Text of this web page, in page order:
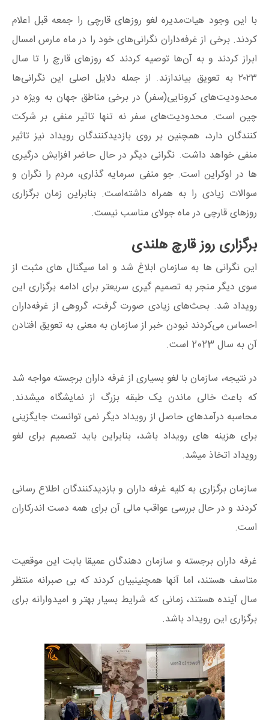
با این وجود هیات‌مدیره لغو روزهای قارچی را جمعه قبل اعلام
کردند. برخی از غرفه‌داران نگرانی‌های خود را در ماه مارس امسال
ابراز کردند و به آن‌ها توصیه کردند که روزهای قارچ را تا سال
۲۰۲۳ به تعویق بیاندازند. از جمله دلایل اصلی این نگرانی‌ها
محدودیت‌های کرونایی(سفر) در برخی مناطق جهان به ویژه در
چین است. محدودیت‌های سفر نه تنها تاثیر منفی بر شرکت
کنندگان دارد، همچنین بر روی بازدیدکنندگان رویداد نیز تاثیر
منفی خواهد داشت. نگرانی دیگر در حال حاضر افزایش درگیری
ها در اوکراین است. جو منفی سرمایه گذاری، مردم را نگران و
سوالات زیادی را به همراه داشته‌است. بنابراین زمان برگزاری
روزهای قارچی در ماه جولای مناسب نیست.
برگزاری روز قارچ هلندی
این نگرانی ها به سازمان ابلاغ شد و اما سیگنال های مثبت از
سوی دیگر منجر به تصمیم گیری سریعتر برای ادامه برگزاری این
رویداد شد. بحث‌های زیادی صورت گرفت، گروهی از غرفه‌داران
احساس می‌کردند نبودن خبر از سازمان به معنی به تعویق افتادن
آن به سال 2023 است.
در نتیجه، سازمان با لغو بسیاری از غرفه داران برجسته مواجه شد
که باعث خالی ماندن یک طبقه بزرگ از نمایشگاه میشدند.
محاسبه درآمدهای حاصل از رویداد دیگر نمی توانست جایگزینی
برای هزینه های رویداد باشد، بنابراین باید تصمیم برای لغو
رویداد اتخاذ میشد.
سازمان برگزاری به کلیه غرفه داران و بازدیدکنندگان اطلاع رسانی
کردند و در حال بررسی عواقب مالی آن برای همه دست اندرکاران
است.
غرفه داران برجسته و سازمان دهندگان عمیقا بابت این موقعیت
متاسف هستند، اما آنها همچنینبیان کردند که بی صبرانه منتظر
سال آینده هستند، زمانی که شرایط بسیار بهتر و امیدوارانه برای
برگزاری این رویداد باشد.